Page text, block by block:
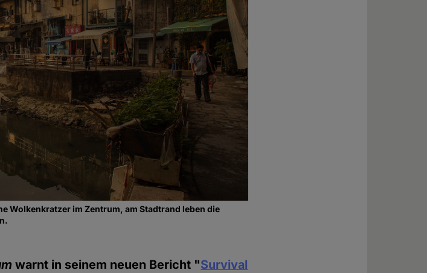
Wolkenkratzer im Zentrum, am Stadtrand leben die
warnt in seinem neuen Bericht "Survival